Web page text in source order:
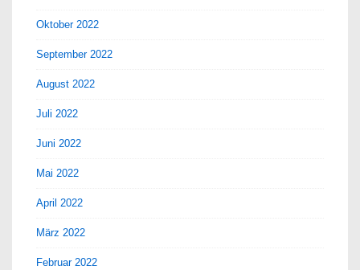
Oktober 2022
September 2022
August 2022
Juli 2022
Juni 2022
Mai 2022
April 2022
März 2022
Februar 2022